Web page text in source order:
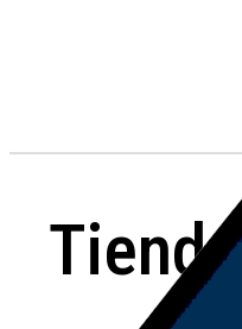
Tienda